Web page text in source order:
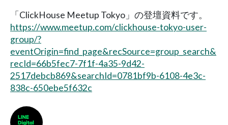
「ClickHouse Meetup Tokyo」の登壇資料です。
https://www.meetup.com/clickhouse-tokyo-user-
group/?
eventOrigin=find_page&recSource=group_search&
recId=66b5fec7-7f1f-4a35-9d42-
2517debcb869&searchId=0781bf9b-6108-4e3c-
838c-650ebe5f632c